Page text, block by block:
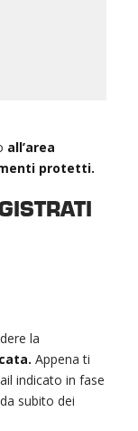
all’area
protetti.
la
Appena ti
indicato in fase
subito dei